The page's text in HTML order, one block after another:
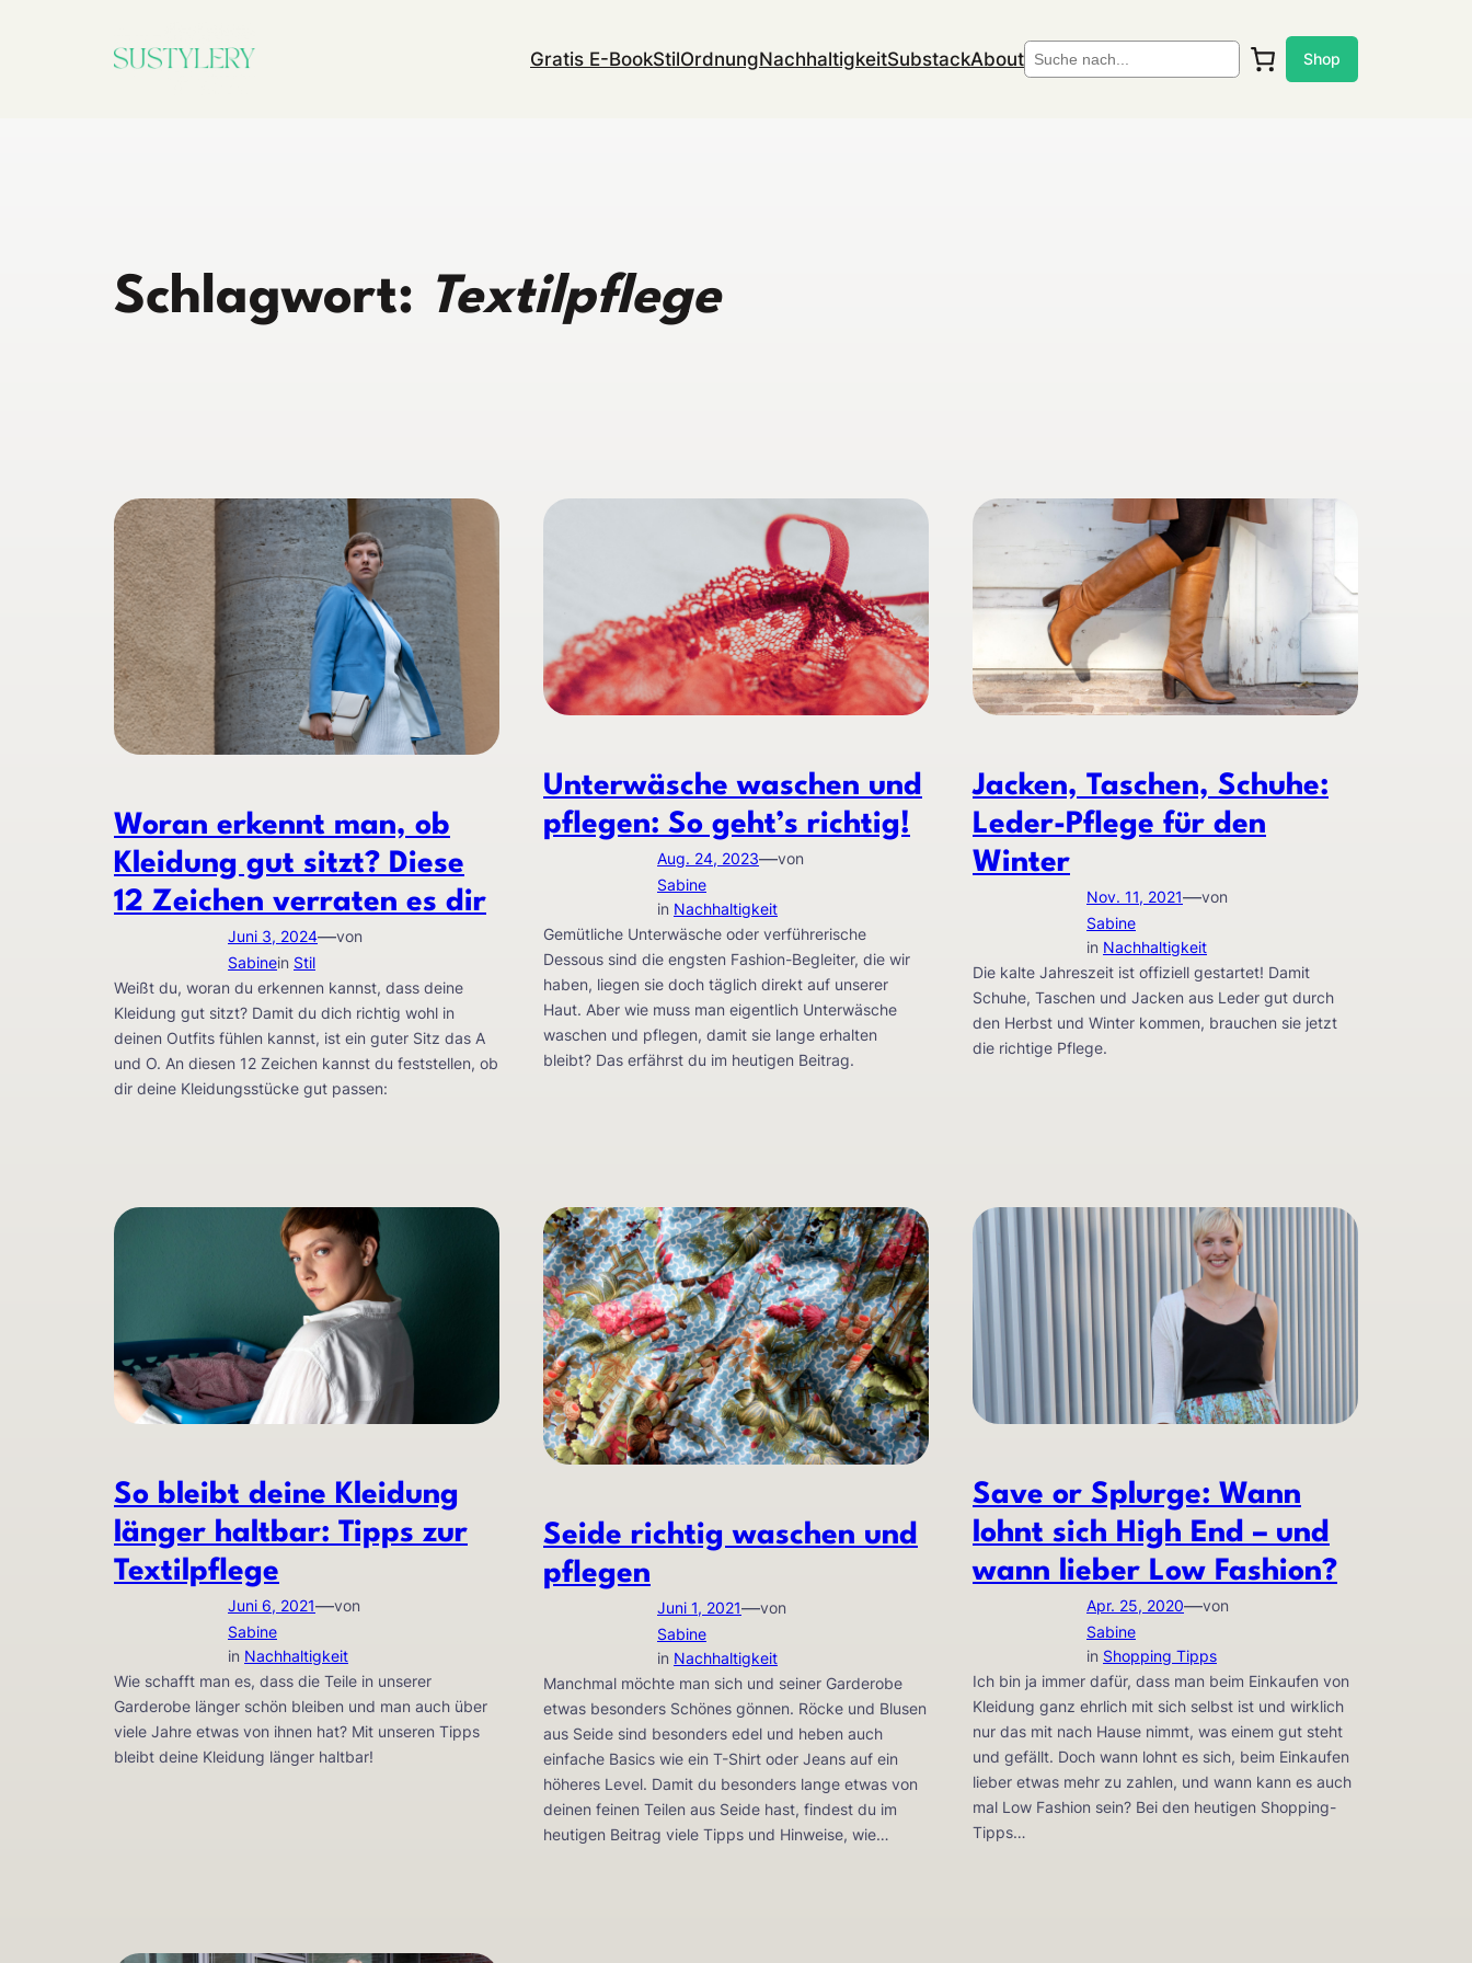
Gratis E-BookStilOrdnungNachhaltigkeitSubstackAboutSuchen Shop
Schlagwort: Textilpflege
Woran erkennt man, ob
Kleidung gut sitzt? Diese
12 Zeichen verraten es dir
Juni 3, 2024—von
Sabinein Stil
Weißt du, woran du erkennen kannst, dass deine
Kleidung gut sitzt? Damit du dich richtig wohl in
deinen Outfits fühlen kannst, ist ein guter Sitz das A
und O. An diesen 12 Zeichen kannst du feststellen, ob
dir deine Kleidungsstücke gut passen:
Unterwäsche waschen und
pflegen: So geht’s richtig!
Aug. 24, 2023—von
Sabine
in Nachhaltigkeit
Gemütliche Unterwäsche oder verführerische
Dessous sind die engsten Fashion-Begleiter, die wir
haben, liegen sie doch täglich direkt auf unserer
Haut. Aber wie muss man eigentlich Unterwäsche
waschen und pflegen, damit sie lange erhalten
bleibt? Das erfährst du im heutigen Beitrag.
Jacken, Taschen, Schuhe:
Leder-Pflege für den
Winter
Nov. 11, 2021—von
Sabine
in Nachhaltigkeit
Die kalte Jahreszeit ist offiziell gestartet! Damit
Schuhe, Taschen und Jacken aus Leder gut durch
den Herbst und Winter kommen, brauchen sie jetzt
die richtige Pflege.
So bleibt deine Kleidung
länger haltbar: Tipps zur
Textilpflege
Juni 6, 2021—von
Sabine
in Nachhaltigkeit
Wie schafft man es, dass die Teile in unserer
Garderobe länger schön bleiben und man auch über
viele Jahre etwas von ihnen hat? Mit unseren Tipps
bleibt deine Kleidung länger haltbar!
Seide richtig waschen und
pflegen
Juni 1, 2021—von
Sabine
in Nachhaltigkeit
Manchmal möchte man sich und seiner Garderobe
etwas besonders Schönes gönnen. Röcke und Blusen
aus Seide sind besonders edel und heben auch
einfache Basics wie ein T-Shirt oder Jeans auf ein
höheres Level. Damit du besonders lange etwas von
deinen feinen Teilen aus Seide hast, findest du im
heutigen Beitrag viele Tipps und Hinweise, wie…
Save or Splurge: Wann
lohnt sich High End – und
wann lieber Low Fashion?
Apr. 25, 2020—von
Sabine
in Shopping Tipps
Ich bin ja immer dafür, dass man beim Einkaufen von
Kleidung ganz ehrlich mit sich selbst ist und wirklich
nur das mit nach Hause nimmt, was einem gut steht
und gefällt. Doch wann lohnt es sich, beim Einkaufen
lieber etwas mehr zu zahlen, und wann kann es auch
mal Low Fashion sein? Bei den heutigen Shopping-
Tipps…